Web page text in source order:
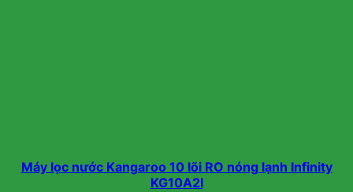
Máy lọc nước Kangaroo 10 lõi RO nóng lạnh Infinity
KG10A2I